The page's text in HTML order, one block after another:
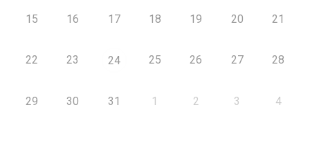
15 16 17 18 19 20 21
22 23 24 25 26 27 28
29 30 31 1 2 3 4